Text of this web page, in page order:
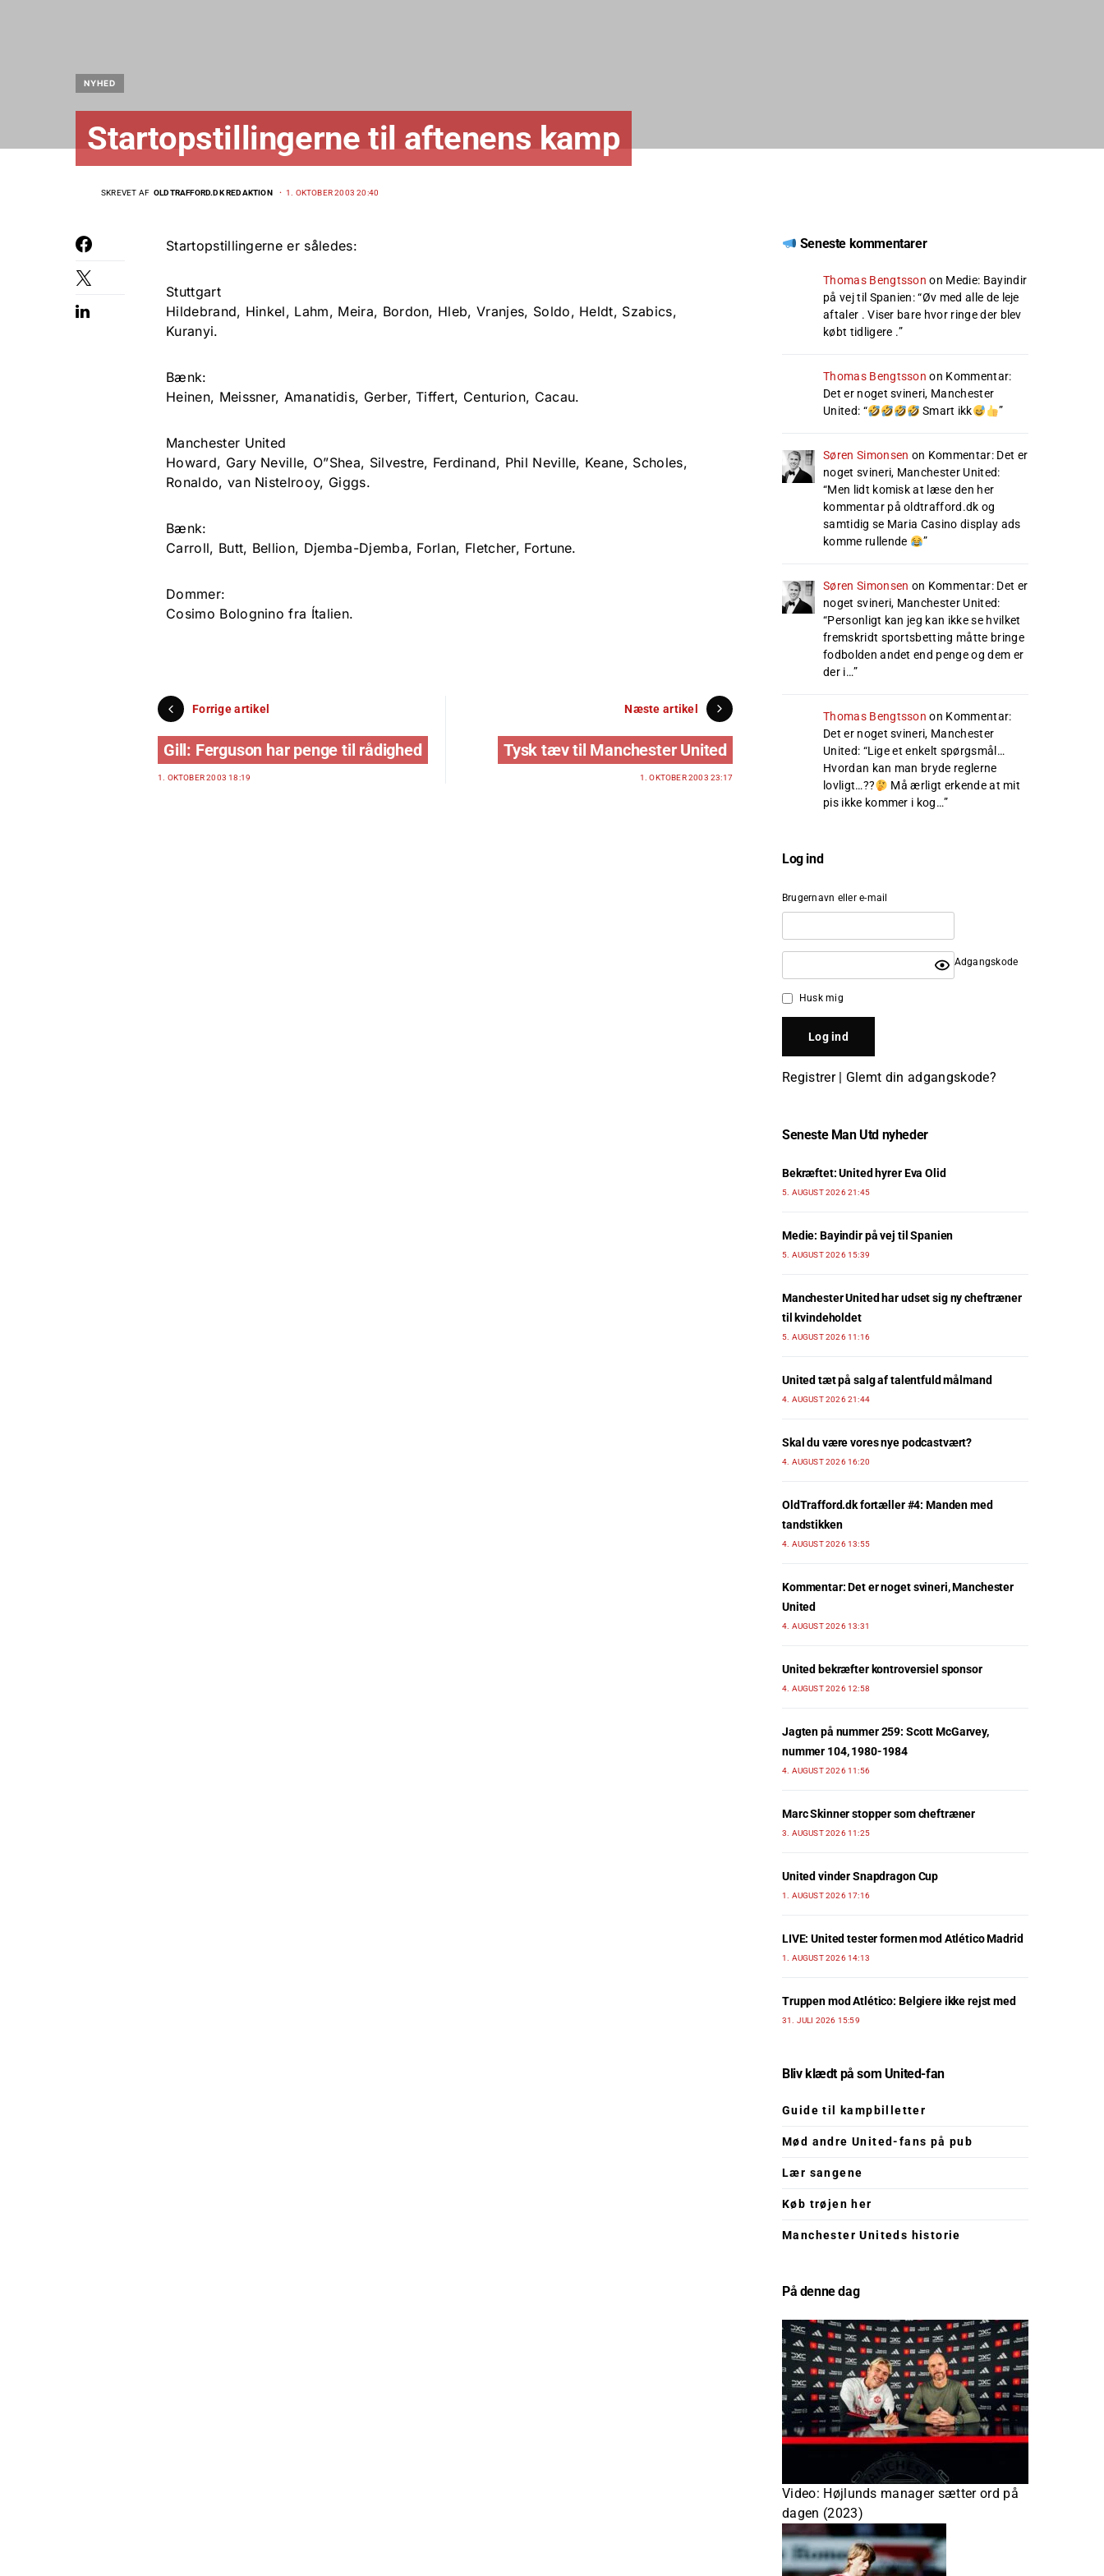
NYHED
Startopstillingerne til aftenens kamp
SKREVET AF OLDTRAFFORD.DK REDAKTION 1. OKTOBER 2003 20:40
Startopstillingerne er således:
Stuttgart
Hildebrand, Hinkel, Lahm, Meira, Bordon, Hleb, Vranjes, Soldo, Heldt, Szabics,
Kuranyi.
Bænk:
Heinen, Meissner, Amanatidis, Gerber, Tiffert, Centurion, Cacau.
Manchester United
Howard, Gary Neville, O”Shea, Silvestre, Ferdinand, Phil Neville, Keane, Scholes,
Ronaldo, van Nistelrooy, Giggs.
Bænk:
Carroll, Butt, Bellion, Djemba-Djemba, Forlan, Fletcher, Fortune.
Dommer:
Cosimo Bolognino fra Ítalien.
Forrige artikel
Gill: Ferguson har penge til rådighed
1. OKTOBER 2003 18:19
Næste artikel
Tysk tæv til Manchester United
1. OKTOBER 2003 23:17
Seneste kommentarer
Thomas Bengtsson on Medie: Bayindir
på vej til Spanien: “Øv med alle de leje
aftaler . Viser bare hvor ringe der blev
købt tidligere .”
Thomas Bengtsson on Kommentar:
Det er noget svineri, Manchester
United: “ Smart ikk ”
Søren Simonsen on Kommentar: Det er
noget svineri, Manchester United:
“Men lidt komisk at læse den her
kommentar på oldtrafford.dk og
samtidig se Maria Casino display ads
komme rullende
”
Søren Simonsen on Kommentar: Det er
noget svineri, Manchester United:
“Personligt kan jeg kan ikke se hvilket
fremskridt sportsbetting måtte bringe
fodbolden andet end penge og dem er
der i…”
Thomas Bengtsson on Kommentar:
Det er noget svineri, Manchester
United: “Lige et enkelt spørgsmål…
Hvordan kan man bryde reglerne
lovligt…??
Må ærligt erkende at mit
pis ikke kommer i kog…”
Log ind
Brugernavn eller e-mail
Adgangskode
Husk mig
Registrer| Glemt din adgangskode?
Seneste Man Utd nyheder
Bekræftet: United hyrer Eva Olid
5. AUGUST 2026 21:45
Medie: Bayindir på vej til Spanien
5. AUGUST 2026 15:39
Manchester United har udset sig ny cheftræner
til kvindeholdet
5. AUGUST 2026 11:16
United tæt på salg af talentfuld målmand
4. AUGUST 2026 21:44
Skal du være vores nye podcastvært?
4. AUGUST 2026 16:20
OldTrafford.dk fortæller #4: Manden med
tandstikken
4. AUGUST 2026 13:55
Kommentar: Det er noget svineri, Manchester
United
4. AUGUST 2026 13:31
United bekræfter kontroversiel sponsor
4. AUGUST 2026 12:58
Jagten på nummer 259: Scott McGarvey,
nummer 104, 1980-1984
4. AUGUST 2026 11:56
Marc Skinner stopper som cheftræner
3. AUGUST 2026 11:25
United vinder Snapdragon Cup
1. AUGUST 2026 17:16
LIVE: United tester formen mod Atlético Madrid
1. AUGUST 2026 14:13
Truppen mod Atlético: Belgiere ikke rejst med
31. JULI 2026 15:59
Bliv klædt på som United-fan
Guide til kampbilletter
Mød andre United-fans på pub
Lær sangene
Køb trøjen her
Manchester Uniteds historie
På denne dag
Video: Højlunds manager sætter ord på
dagen (2023)